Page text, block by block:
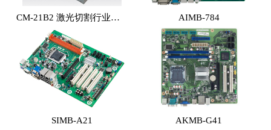
CM-21B2 激光切割行业专用工控机 （体积小，性能高，价格实惠） AIMB-784
SIMB-A21 AKMB-G41